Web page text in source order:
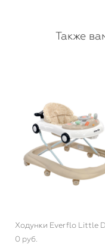
Также
Ходунки Everflo Little
0 pуб.